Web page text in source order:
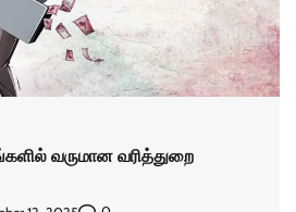
வருமான வரித்துறை